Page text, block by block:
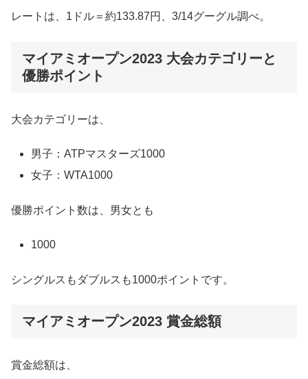
レートは、1ドル＝約133.87円、3/14グーグル調べ。
マイアミオープン2023 大会カテゴリーと
優勝ポイント
大会カテゴリーは、
男子：ATPマスターズ1000
女子：WTA1000
優勝ポイント数は、男女とも
1000
シングルスもダブルスも1000ポイントです。
マイアミオープン2023 賞金総額
賞金総額は、